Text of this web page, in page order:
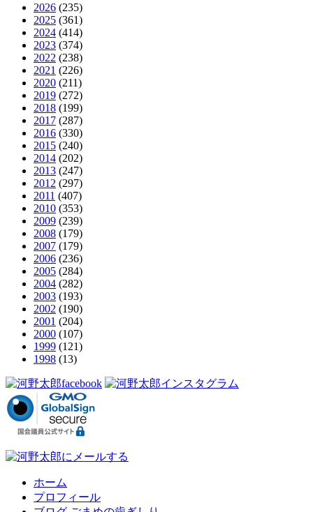
2026 (235)
2025 (361)
2024 (414)
2023 (374)
2022 (238)
2021 (226)
2020 (211)
2019 (272)
2018 (199)
2017 (287)
2016 (330)
2015 (240)
2014 (202)
2013 (247)
2012 (297)
2011 (407)
2010 (353)
2009 (239)
2008 (179)
2007 (179)
2006 (236)
2005 (284)
2004 (282)
2003 (193)
2002 (190)
2001 (204)
2000 (107)
1999 (121)
1998 (13)
ホーム
プロフィール